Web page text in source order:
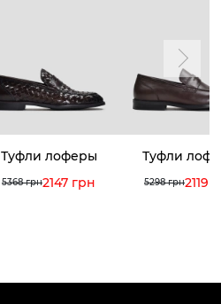
Туфли лоферы
5368 грн2147 грн
Туфли
5298 грн2119